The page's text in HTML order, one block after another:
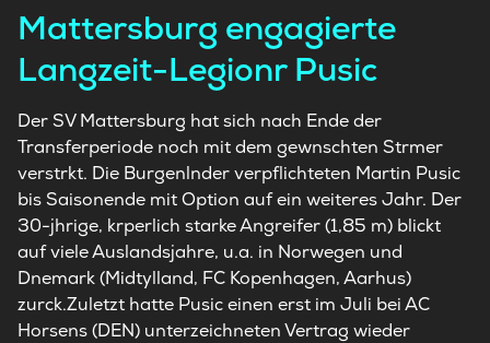
Mattersburg engagierte
Langzeit-Legionr Pusic
Der SV Mattersburg hat sich nach Ende der
Transferperiode noch mit dem gewnschten Strmer
verstrkt. Die Burgenlnder verpflichteten Martin Pusic
bis Saisonende mit Option auf ein weiteres Jahr. Der
30-jhrige, krperlich starke Angreifer (1,85 m) blickt
auf viele Auslandsjahre, u.a. in Norwegen und
Dnemark (Midtylland, FC Kopenhagen, Aarhus)
zurck.Zuletzt hatte Pusic einen erst im Juli bei AC
Horsens (DEN) unterzeichneten Vertrag wieder